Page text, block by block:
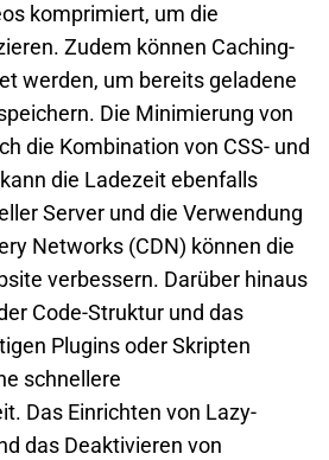
komprimiert, um die
Zudem können Caching-
werden, um bereits geladene
Die Minimierung von
die Kombination von CSS- und
die Ladezeit ebenfalls
Server und die Verwendung
Networks (CDN) können die
verbessern. Darüber hinaus
Code-Struktur und das
Plugins oder Skripten
schnellere
Das Einrichten von Lazy-
das Deaktivieren von